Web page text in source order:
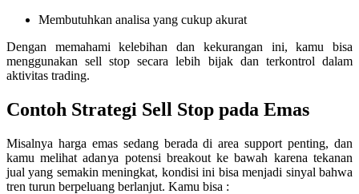
Membutuhkan analisa yang cukup akurat
Dengan memahami kelebihan dan kekurangan ini, kamu bisa
menggunakan sell stop secara lebih bijak dan terkontrol dalam
aktivitas trading.
Contoh Strategi Sell Stop pada Emas
Misalnya harga emas sedang berada di area support penting, dan
kamu melihat adanya potensi breakout ke bawah karena tekanan
jual yang semakin meningkat, kondisi ini bisa menjadi sinyal bahwa
tren turun berpeluang berlanjut. Kamu bisa :